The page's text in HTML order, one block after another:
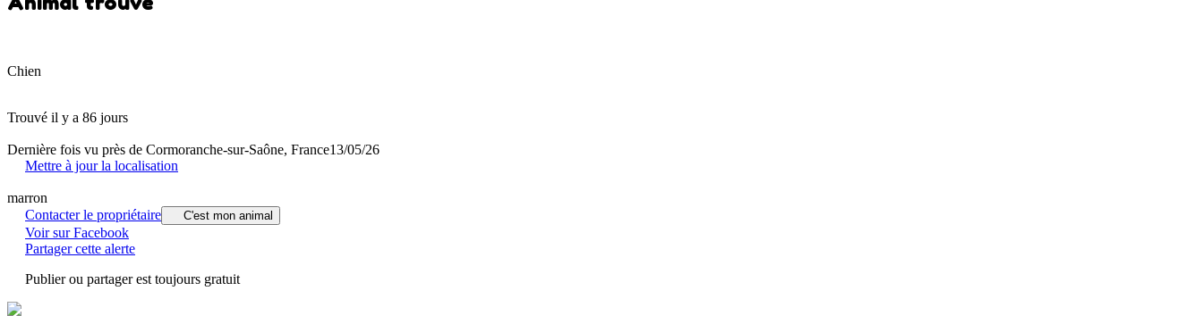
Chien
Trouvé il y a 86 jours
Dernière fois vu près de Cormoranche-sur-Saône, France13/05/26
Mettre à jour la localisation
marron
Contacter le propriétaire
C'est mon animal
Voir sur Facebook
Partager cette alerte
Publier ou partager est toujours gratuit